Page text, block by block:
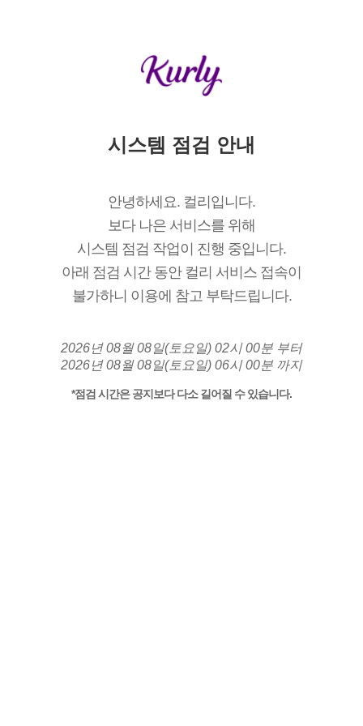
시스템 점검 안내
안녕하세요. 컬리입니다.
보다 나은 서비스를 위해
시스템 점검 작업이 진행 중입니다.
아래 점검 시간 동안 컬리 서비스 접속이
불가하니 이용에 참고 부탁드립니다.
2026년 08월 08일(토요일) 02시 00분 부터
2026년 08월 08일(토요일) 06시 00분 까지
*점검 시간은 공지보다 다소 길어질 수 있습니다.